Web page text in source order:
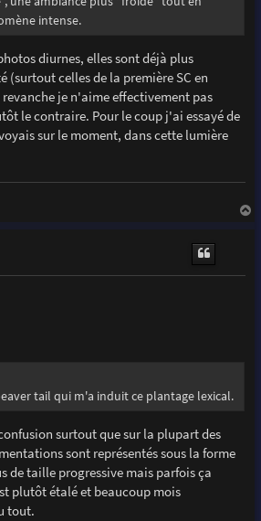
intense.
diurnes, elles sont déjà plus
(surtout celles de la première SC en
je n'aime effectivement pas
le contraire. Pour le coup j'ai essayé de
sur le moment, dans cette lumière
tail qui m'a induit ce plantage lexical.
surtout que sur la plupart des
sont représentés sous la forme
de taille progressive mais parfois ça
plutôt étalé et beaucoup mois
tout.